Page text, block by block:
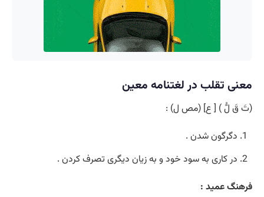
معنی تقلب در لغتنامه معین
(تَ قَ لُّ ) [ ع] (مص ل) :
دگرگون شدن .
در کاری به سود خود و به زیان دیگری تصرف کردن .
فرهنگ عمید :